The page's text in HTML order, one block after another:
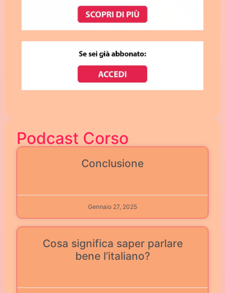
Podcast Corso
Conclusione
Gennaio 27, 2025
Cosa significa saper parlare
bene l’italiano?